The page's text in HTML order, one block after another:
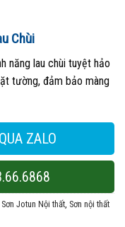
Chùi
năng lau chùi tuyệt hảo
tường, đảm bảo màng
ZALO
Sơn Jotun Nội thất Sơn nội thất